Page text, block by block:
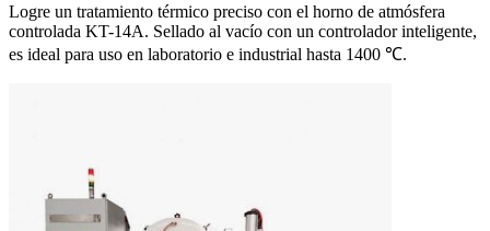
Logre un tratamiento térmico preciso con el horno de atmósfera
controlada KT-14A. Sellado al vacío con un controlador inteligente,
es ideal para uso en laboratorio e industrial hasta 1400 ℃.